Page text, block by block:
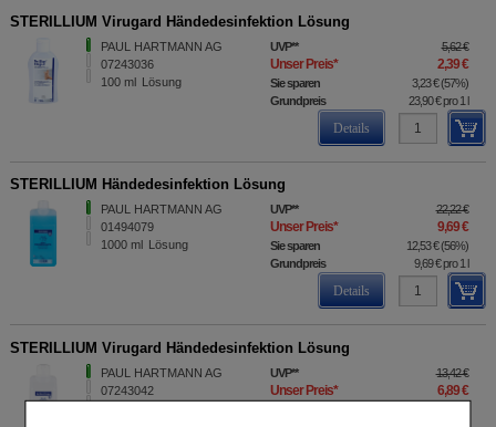
STERILLIUM Virugard Händedesinfektion Lösung
PAUL HARTMANN AG
07243036
100 ml Lösung
UVP** 5,62 €
Unser Preis* 2,39 €
Sie sparen 3,23 € (57%)
Grundpreis
23,90 €pro 1 l
Details
STERILLIUM Händedesinfektion Lösung
PAUL HARTMANN AG
01494079
1000 ml Lösung
UVP** 22,22 €
Unser Preis* 9,69 €
Sie sparen 12,53 € (56%)
Grundpreis
9,69 €pro 1 l
Details
STERILLIUM Virugard Händedesinfektion Lösung
PAUL HARTMANN AG
07243042
UVP** 13,42 €
Unser Preis* 6,89 €